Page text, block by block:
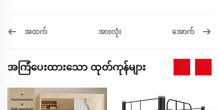
အထက် အားလုံး အောက်
အကြံပေးထားသော ထုတ်ကုန်များ